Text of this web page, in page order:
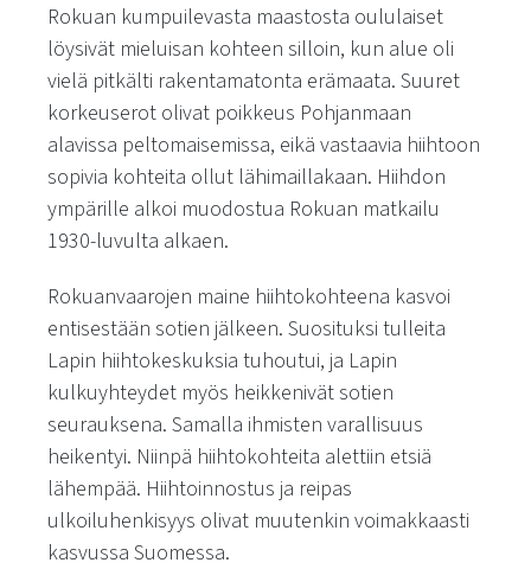
Rokuan kumpuilevasta maastosta oululaiset
löysivät mieluisan kohteen silloin, kun alue oli
vielä pitkälti rakentamatonta erämaata. Suuret
korkeuserot olivat poikkeus Pohjanmaan
alavissa peltomaisemissa, eikä vastaavia hiihtoon
sopivia kohteita ollut lähimaillakaan. Hiihdon
ympärille alkoi muodostua Rokuan matkailu
1930-luvulta alkaen.
Rokuanvaarojen maine hiihtokohteena kasvoi
entisestään sotien jälkeen. Suosituksi tulleita
Lapin hiihtokeskuksia tuhoutui, ja Lapin
kulkuyhteydet myös heikkenivät sotien
seurauksena. Samalla ihmisten varallisuus
heikentyi. Niinpä hiihtokohteita alettiin etsiä
lähempää. Hiihtoinnostus ja reipas
ulkoiluhenkisyys olivat muutenkin voimakkaasti
kasvussa Suomessa.